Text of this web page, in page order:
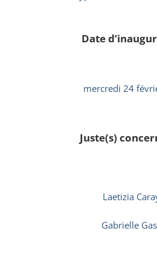
Date
mercredi 24
Juste(s)
Laetizia
Gabrielle